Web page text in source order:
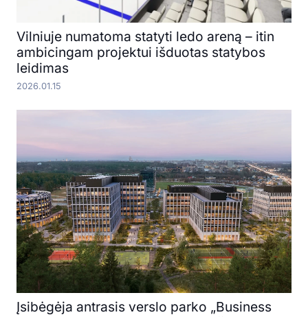
Vilniuje numatoma statyti ledo areną – itin
ambicingam projektui išduotas statybos
leidimas
2026.01.15
Įsibėgėja antrasis verslo parko „Business